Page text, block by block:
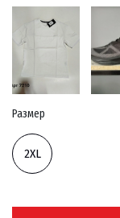
Размер
2XL